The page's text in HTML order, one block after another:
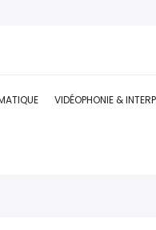
VIDÉOPHONIE &